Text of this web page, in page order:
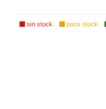
sin stock poco stock